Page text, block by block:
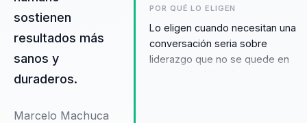
sostienen
resultados más
sanos y
duraderos.
Marcelo Machuca
POR QUÉ LO ELIGEN
Lo eligen cuando necesitan una
conversación seria sobre
liderazgo que no se quede en